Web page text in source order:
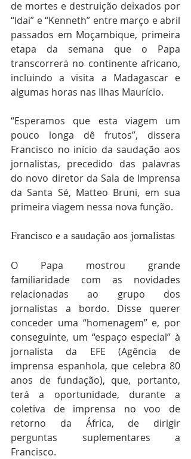
de mortes e destruição deixados por
“Idai” e “Kenneth” entre março e abril
passados em Moçambique, primeira
etapa da semana que o Papa
transcorrerá no continente africano,
incluindo a visita a Madagascar e
algumas horas nas Ilhas Maurício.
“Esperamos que esta viagem um
pouco longa dê frutos”, dissera
Francisco no início da saudação aos
jornalistas, precedido das palavras
do novo diretor da Sala de Imprensa
da Santa Sé, Matteo Bruni, em sua
primeira viagem nessa nova função.
Francisco e a saudação aos jornalistas
O Papa mostrou grande
familiaridade com as novidades
relacionadas ao grupo dos
jornalistas a bordo. Disse querer
conceder uma “homenagem” e, por
conseguinte, um “espaço especial” à
jornalista da EFE (Agência de
imprensa espanhola, que celebra 80
anos de fundação), que, portanto,
terá a oportunidade, durante a
coletiva de imprensa no voo de
retorno da África, de dirigir
perguntas suplementares a
Francisco.